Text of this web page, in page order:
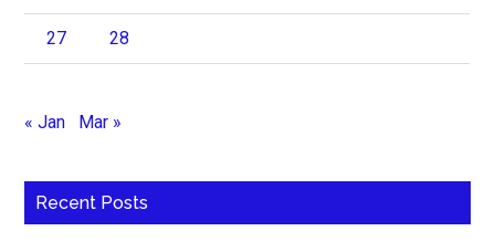
27 28
« Jan Mar »
Recent Posts